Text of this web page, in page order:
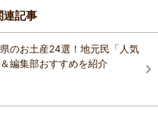
連記事
のお土産24選！地元民「人気
編集部おすすめを紹介